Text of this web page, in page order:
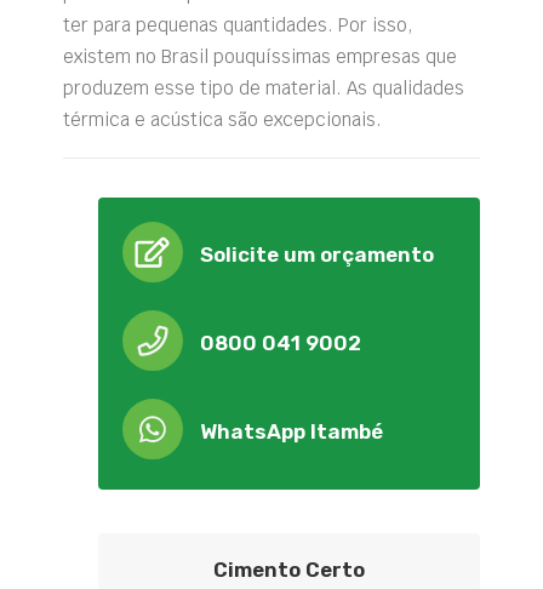
ter para pequenas quantidades. Por isso,
existem no Brasil pouquíssimas empresas que
produzem esse tipo de material. As qualidades
térmica e acústica são excepcionais.
Solicite um orçamento
0800 041 9002
WhatsApp Itambé
Cimento Certo